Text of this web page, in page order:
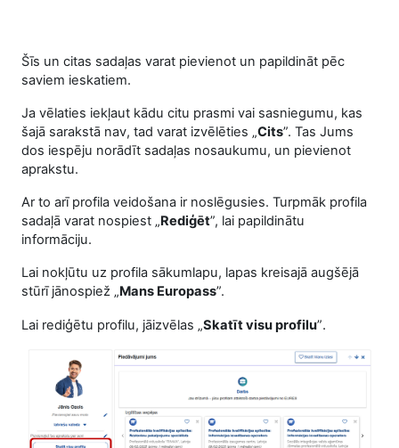
Šīs un citas sadaļas varat pievienot un papildināt pēc
saviem ieskatiem.
Ja vēlaties iekļaut kādu citu prasmi vai sasniegumu, kas
šajā sarakstā nav, tad varat izvēlēties „Cits”. Tas Jums
dos iespēju norādīt sadaļas nosaukumu, un pievienot
aprakstu.
Ar to arī profila veidošana ir noslēgusies. Turpmāk profila
sadaļā varat nospiest „Rediģēt”, lai papildinātu
informāciju.
Lai nokļūtu uz profila sākumlapu, lapas kreisajā augšējā
stūrī jānospiež „Mans Europass”.
Lai rediģētu profilu, jāizvēlas „Skatīt visu profilu”.